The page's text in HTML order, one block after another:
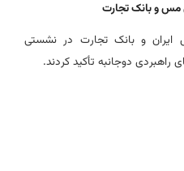
و بانک تجارت
و بانک تجارت در نشستی
دوجانبه تأکید کردند.